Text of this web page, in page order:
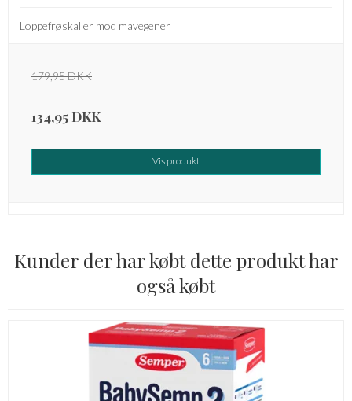
Loppefrøskaller mod mavegener
179,95 DKK
134,95 DKK
Vis produkt
Kunder der har købt dette produkt har
også købt